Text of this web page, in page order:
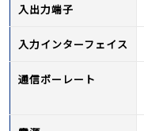
入出力端子
入力インターフェイス
通信ボーレート